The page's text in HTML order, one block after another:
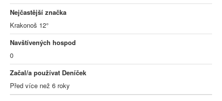
Nejčastější značka
Krakonoš 12°
Navštívených hospod
0
Začal/a používat Deníček
Před více než 6 roky